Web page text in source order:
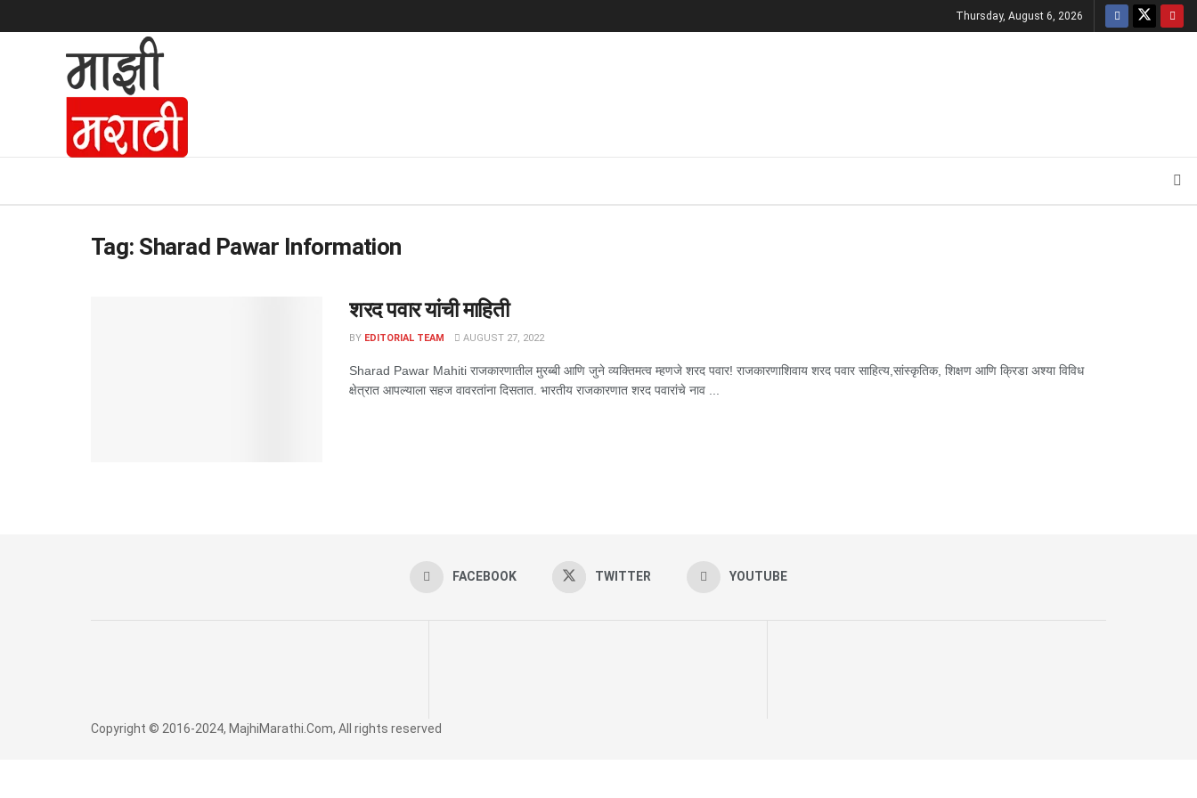
Thursday, August 6, 2026
Tag: Sharad Pawar Information
शरद पवार यांची माहिती
BY EDITORIAL TEAM AUGUST 27, 2022
Sharad Pawar Mahiti राजकारणातील मुरब्बी आणि जुने व्यक्तिमत्व म्हणजे शरद पवार! राजकारणाशिवाय शरद पवार साहित्य,सांस्कृतिक, शिक्षण आणि क्रिडा अश्या विविध
क्षेत्रात आपल्याला सहज वावरतांना दिसतात. भारतीय राजकारणात शरद पवारांचे नाव ...
FACEBOOK TWITTER YOUTUBE
Copyright © 2016-2024, MajhiMarathi.Com, All rights reserved